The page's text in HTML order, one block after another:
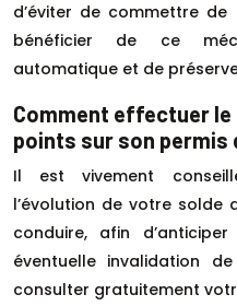
d’éviter de commettre
bénéficier de ce
automatique et de
Comment effectuer le
points sur son permis
Il est vivement
l’évolution de votre solde
conduire, afin
éventuelle invalidation
consulter gratuitement